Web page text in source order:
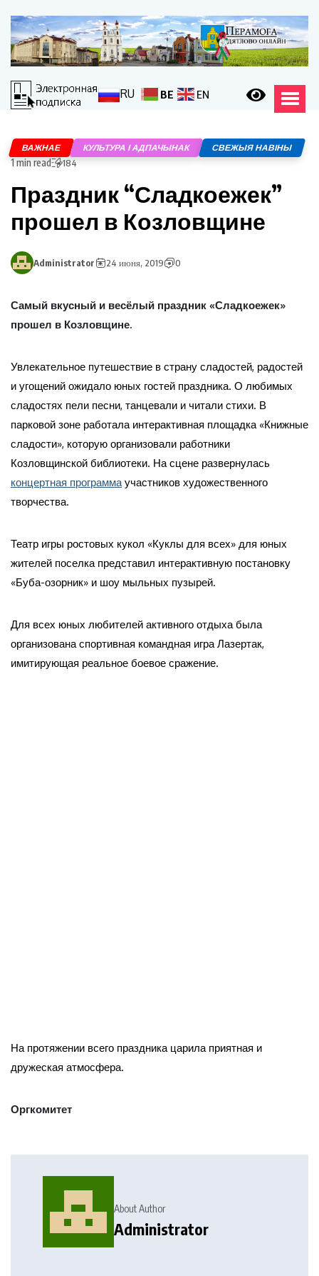
RU BE EN
ВАЖНАЕ КУЛЬТУРА І АДПАЧЫНАК СВЕЖЫЯ НАВІНЫ
1 min read 184
Праздник “Сладкоежек”
прошел в Козловщине
Administrator 24 июня, 2019 0
Самый вкусный и весёлый праздник «Сладкоежек»
прошел в Козловщине.
Увлекательное путешествие в страну сладостей, радостей
и угощений ожидало юных гостей праздника. О любимых
сладостях пели песни, танцевали и читали стихи. В
парковой зоне работала интерактивная площадка «Книжные
сладости», которую организовали работники
Козловщинской библиотеки. На сцене развернулась
концертная программаучастников художественного
творчества.
Театр игры ростовых кукол «Куклы для всех» для юных
жителей поселка представил интерактивную постановку
«Буба-озорник» и шоу мыльных пузырей.
Для всех юных любителей активного отдыха была
организована спортивная командная игра Лазертак,
имитирующая реальное боевое сражение.
На протяжении всего праздника царила приятная и
дружеская атмосфера.
Оргкомитет
About Author
Administrator